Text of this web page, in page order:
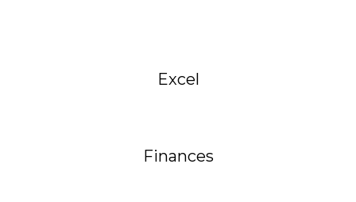
Excel
Finances